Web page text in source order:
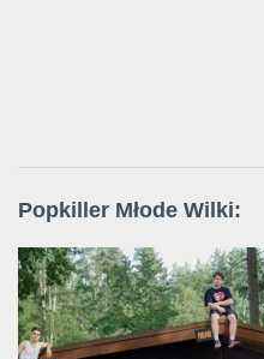
Popkiller Młode Wilki: